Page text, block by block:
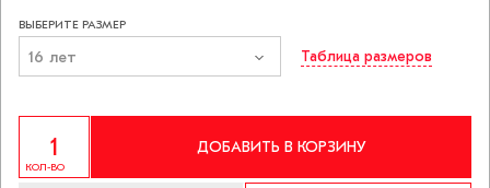
ВЫБЕРИТЕ РАЗМЕР
16 лет Таблица размеров
КОЛ-ВО
ДОБАВИТЬ В КОРЗИНУ